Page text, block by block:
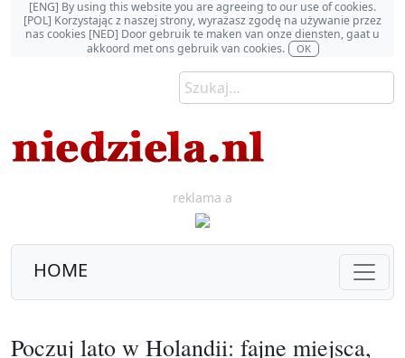
[ENG] By using this website you are agreeing to our use of cookies.
[POL] Korzystając z naszej strony, wyrażasz zgodę na używanie przez
nas cookies [NED] Door gebruik te maken van onze diensten, gaat u
akkoord met ons gebruik van cookies.
OK
reklama a
HOME
Poczuj lato w Holandii: fajne miejsca,